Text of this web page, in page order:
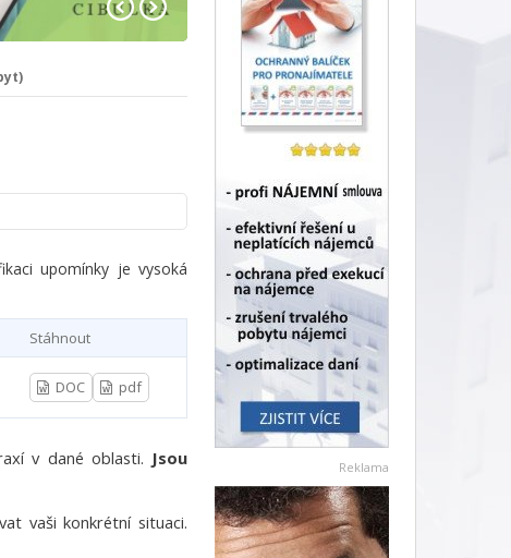
Reklama
upomínky je vysoká
Stáhnout
DOC pdf
v dané oblasti. Jsou
vaši konkrétní situaci.